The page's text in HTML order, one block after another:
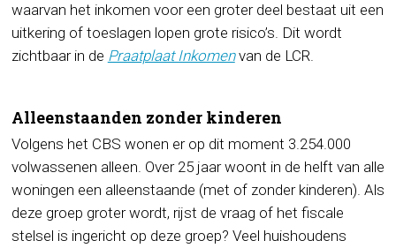
waarvan het inkomen voor een groter deel bestaat uit een
uitkering of toeslagen lopen grote risico’s. Dit wordt
zichtbaar in de Praatplaat Inkomenvan de LCR.
Alleenstaanden zonder kinderen
Volgens het CBS wonen er op dit moment 3.254.000
volwassenen alleen. Over 25 jaar woont in de helft van alle
woningen een alleenstaande (met of zonder kinderen). Als
deze groep groter wordt, rijst de vraag of het fiscale
stelsel is ingericht op deze groep? Veel huishoudens